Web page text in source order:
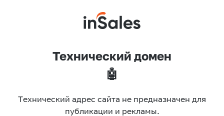
Технический домен
🤖
Технический адрес сайта не предназначен для
публикации и рекламы.